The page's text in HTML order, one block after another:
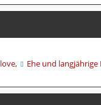
,
Ehe und langjährige